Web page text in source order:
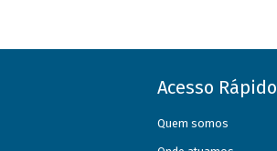
Acesso Rápido
Quem somos